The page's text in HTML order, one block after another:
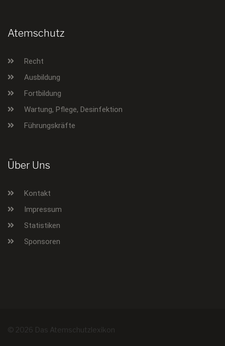
Atemschutz
Recht
Ausbildung
Fortbildung
Wartung, Pflege, Desinfektion
Führungskräfte
Über Uns
Kontakt
Impressum
Statistiken
Sponsoren
© 2026 Das Atemschutzlexikon